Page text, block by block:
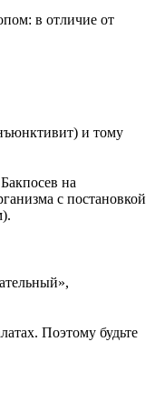
в отличие от
и тому
на
с постановкой
Поэтому будьте